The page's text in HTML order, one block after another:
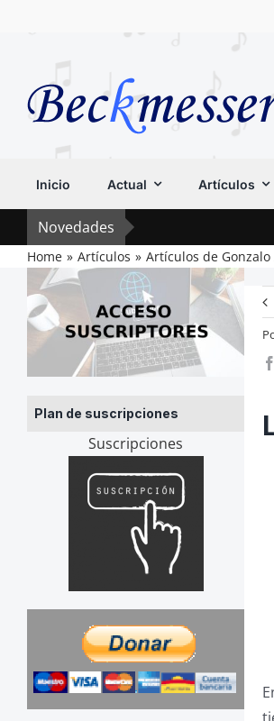
Inicio Actual Artículos
Novedades
Home Artículos Artículos de Gonzalo
Plan de suscripciones
Suscripciones